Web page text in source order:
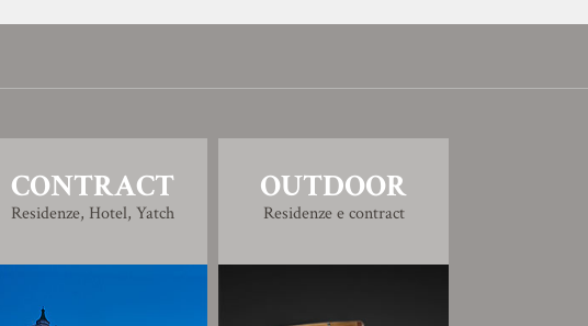
CONTRACT
Residenze, Hotel, Yatch
OUTDOOR
Residenze e contract